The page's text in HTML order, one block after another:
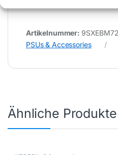
Artikelnummer:
PSUs & Accessories
Ähnliche Produkte